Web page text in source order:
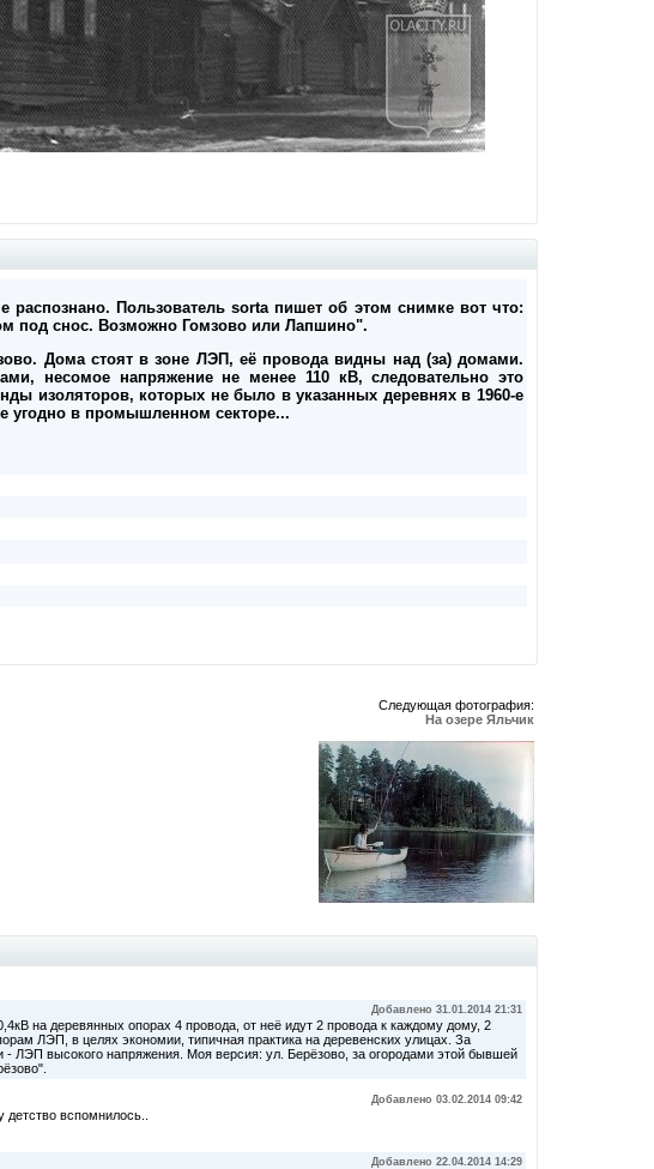
распознано. Пользователь sorta пишет об этом снимке вот что:
под снос. Возможно Гомзово или Лапшино".
Дома стоят в зоне ЛЭП, её провода видны над (за) домами.
несомое напряжение не менее 110 кВ, следовательно это
изоляторов, которых не было в указанных деревнях в 1960-е
угодно в промышленном секторе...
Следующая фотография:
На озере Яльчик
Добавлено 31.01.2014 21:31
на деревянных опорах 4 провода, от неё идут 2 провода к каждому дому, 2
ЛЭП, в целях экономии, типичная практика на деревенских улицах. За
ЛЭП высокого напряжения. Моя версия: ул. Берёзово, за огородами этой бывшей
Добавлено 03.02.2014 09:42
вспомнилось..
Добавлено 22.04.2014 14:29